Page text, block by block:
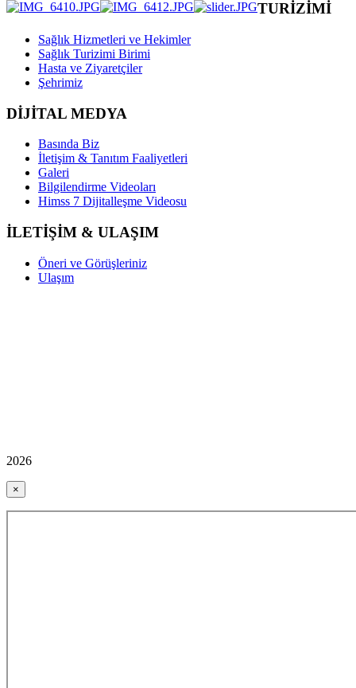
TURİZİMİ
Sağlık Hizmetleri ve Hekimler
Sağlık Turizimi Birimi
Hasta ve Ziyaretçiler
Şehrimiz
DİJİTAL MEDYA
Basında Biz
İletişim & Tanıtım Faaliyetleri
Galeri
Bilgilendirme Videoları
Himss 7 Dijitalleşme Videosu
İLETİŞİM & ULAŞIM
Öneri ve Görüşleriniz
Ulaşım
2026
×